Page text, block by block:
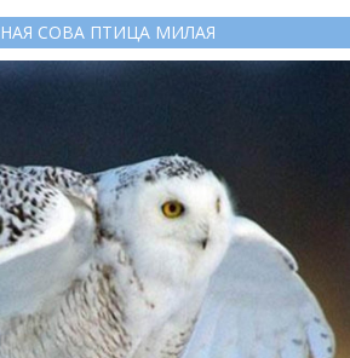
СОВА ПТИЦА МИЛАЯ